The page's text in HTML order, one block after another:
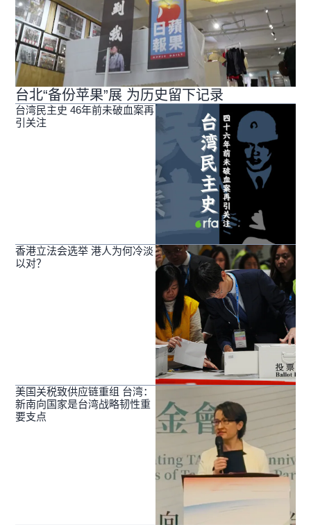
台北“备份苹果”展 为历史留下记录
台湾民主史 46年前未破血案再
引关注
香港立法会选举 港人为何冷淡
以对？
美国关税致供应链重组 台湾：
新南向国家是台湾战略韧性重
要支点